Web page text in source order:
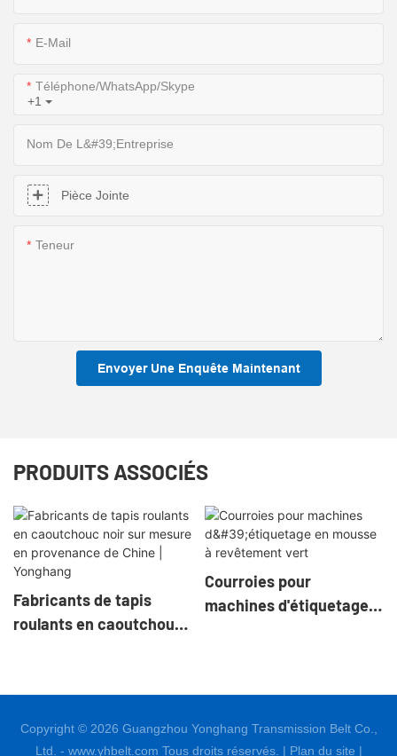
E-Mail
+1
Téléphone/WhatsApp/Skype
Nom De L&#39;entreprise
Pièce Jointe
Teneur
Envoyer Une Enquête Maintenant
PRODUITS ASSOCIÉS
Fabricants de tapis
roulants en caoutchouc
Yonghang
Courroies pour
machines d'étiquetage
Copyright © 2026 Guangzhou Yonghang Transmission Belt Co.,
Ltd. - www.yhbelt.com Tous droits réservés. | Plan du site |